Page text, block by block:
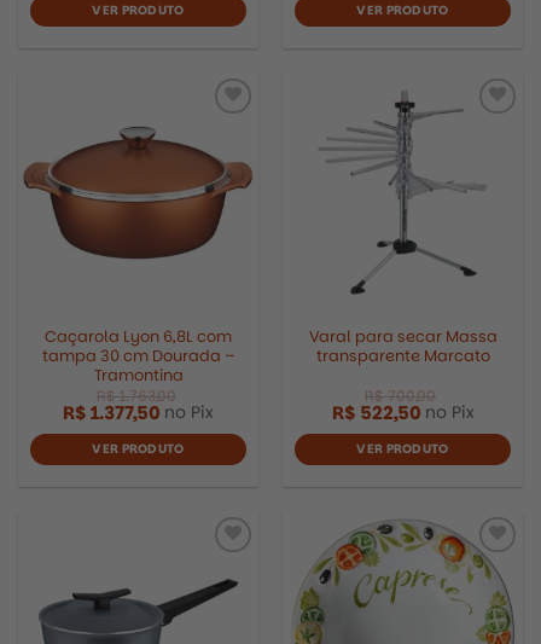
VER PRODUTO VER PRODUTO
meus
desejos
Caçarola Lyon 6,8L com
tampa 30 cm Dourada –
Tramontina
R$1.377,50 no Pix
VER PRODUTO
Varal para secar Massa
transparente Marcato
R$ 522,50 no Pix
VER PRODUTO
aos
meus
Adicionar
aos
meus
desejos